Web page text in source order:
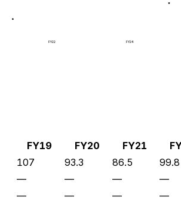
FY22 FY24
FY19 FY20 FY21
107 93.3 86.5 99.8
— — — —
— — — —